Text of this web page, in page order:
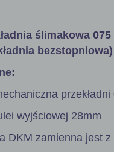
ślimakowa
przekładni
wyjściowej 28mm
DKM zamienna jest